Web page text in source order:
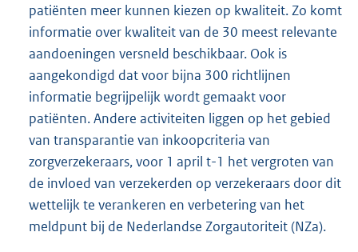
patiënten meer kunnen kiezen op kwaliteit. Zo komt
informatie over kwaliteit van de 30 meest relevante
aandoeningen versneld beschikbaar. Ook is
aangekondigd dat voor bijna 300 richtlijnen
informatie begrijpelijk wordt gemaakt voor
patiënten. Andere activiteiten liggen op het gebied
van transparantie van inkoopcriteria van
zorgverzekeraars, voor 1 april t-1 het vergroten van
de invloed van verzekerden op verzekeraars door dit
wettelijk te verankeren en verbetering van het
meldpunt bij de Nederlandse Zorgautoriteit (NZa).